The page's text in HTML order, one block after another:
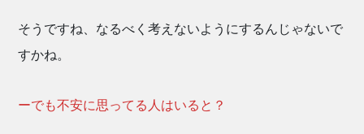
そうですね、なるべく考えないようにするんじゃないで
すかね。
ーでも不安に思ってる人はいると？